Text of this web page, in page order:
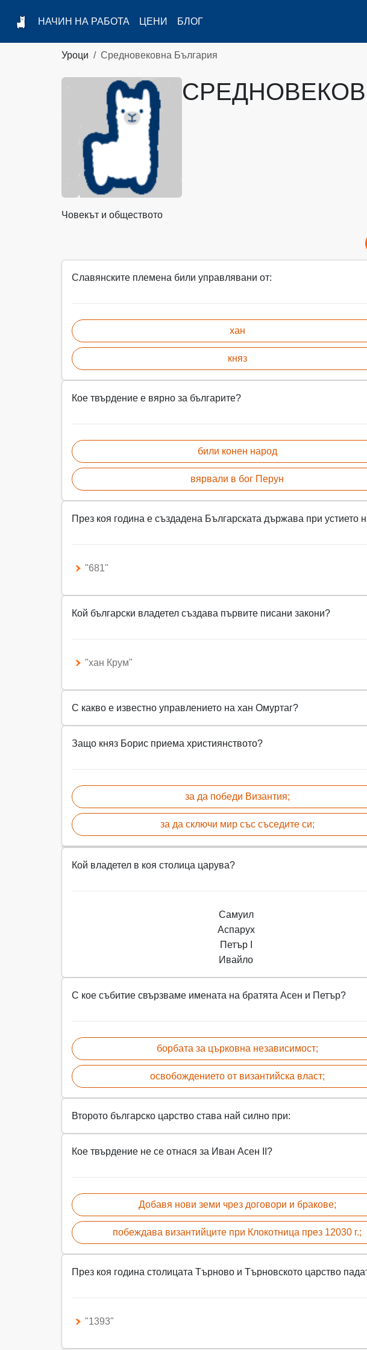
НАЧИН НА РАБОТА ЦЕНИ БЛОГ
Уроци Средновековна България
Човекът и обществото
Славянските племена били управлявани от:
хан
княз
Кое твърдение е вярно за българите?
били конен народ
вярвали в бог Перун
През коя година е създадена Българската държава при устието
"681"
Кой български владетел създава първите писани закони?
"хан Крум"
С какво е известно управлението на хан Омуртаг?
Защо княз Борис приема християнството?
за да победи Византия;
за да сключи мир със съседите си;
Кой владетел в коя столица царува?
Самуил
Аспарух
Петър I
Ивайло
С кое събитие свързваме имената на братята Асен и Петър?
борбата за църковна независимост;
освобождението от византийска власт;
Второто българско царство става най силно при:
Кое твърдение не се отнася за Иван Асен II?
Добавя нови земи чрез договори и бракове;
побеждава византийците при Клокотница през 12030 г.;
През коя година столицата Търново и Търновското царство
"1393"